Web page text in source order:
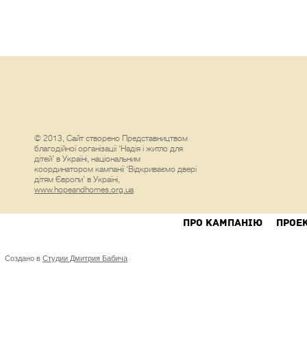
© 2013, Сайт створено Представництвом
благодійної організації ‘Надія і житло для
дітей’ в Україні, національним
координатором кампанії ‘Відкриваємо двері
дітям Європи’ в Україні,
www.hopeandhomes.org.ua
ПРО КАМПАНIЮ
Создано в Студии Дмитрия Бабича